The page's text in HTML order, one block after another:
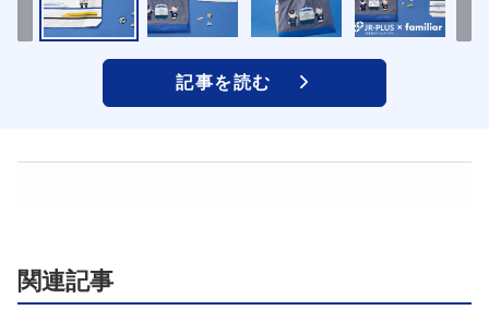
記事を読む
関連記事